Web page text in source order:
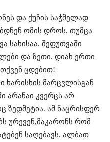
და ქუჩის საჭმელად
ომის დროს. თუმცა
სახისაა. შეფუთვაში
და ზეთი. დიახ ერთი
თქვენ ცდებით!
ხარისხის მარცვლისგან
არანაი კვერცს არ
ზედმეტია. ამ ნაცრისფერ
ურევენ,მაკარონს რომ
საღებავს. ალბათ